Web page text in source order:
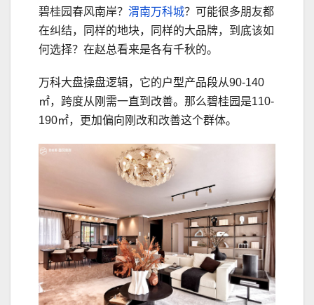
碧桂园春风南岸？ 渭南万科城？可能很多朋友都
在纠结，同样的地块，同样的大品牌，到底该如
何选择？在赵总看来是各有千秋的。
万科大盘操盘逻辑，它的户型产品段从90-140
㎡，跨度从刚需一直到改善。那么碧桂园是110-
190㎡，更加偏向刚改和改善这个群体。